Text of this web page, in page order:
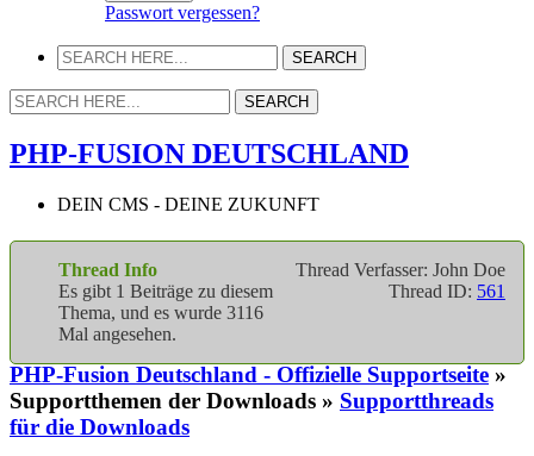
Passwort vergessen?
PHP-FUSION DEUTSCHLAND
DEIN CMS - DEINE ZUKUNFT
Thread Verfasser: John Doe
Thread ID: 561
Thread Info
Es gibt 1 Beiträge zu diesem
Thema, und es wurde 3116
Mal angesehen.
PHP-Fusion Deutschland - Offizielle Supportseite »
Supportthemen der Downloads » Supportthreads
für die Downloads